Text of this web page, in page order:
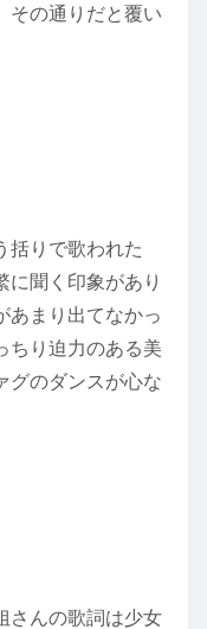
その通りだと覆い
括りで歌われた
に聞く印象があり
あまり出てなかっ
ちり迫力のある美
グのダンスが心な
さんの歌詞は少女